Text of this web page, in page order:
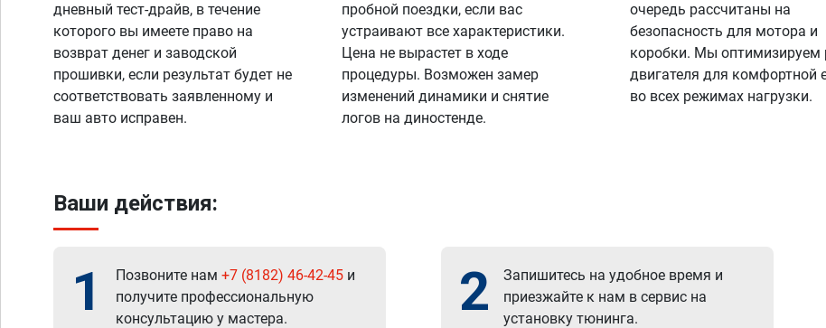
дневный тест-драйв, в течение
которого вы имеете право на
возврат денег и заводской
прошивки, если результат будет не
соответствовать заявленному и
ваш авто исправен.
пробной поездки, если вас
устраивают все характеристики.
Цена не вырастет в ходе
процедуры. Возможен замер
изменений динамики и снятие
логов на диностенде.
очередь рассчитаны на
безопасность для мотора и
коробки. Мы оптимизируем
двигателя для комфортной
во всех режимах нагрузки.
Ваши действия:
1 Позвоните нам +7 (8182) 46-42-45 и
получите профессиональную
консультацию у мастера.
2
Запишитесь на удобное время и
приезжайте к нам в сервис на
установку тюнинга.